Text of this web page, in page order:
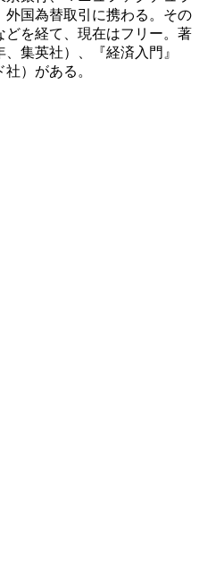
国為替取引に携わる。その
を経て、現在はフリー。著
集英社）、『経済入門』
）がある。